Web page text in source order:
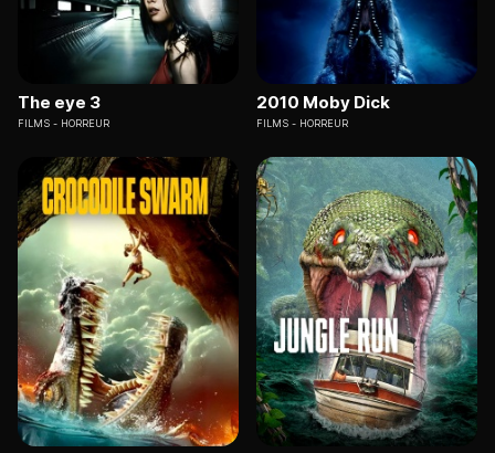
The eye 3
FILMS HORREUR
2010 Moby Dick
FILMS HORREUR